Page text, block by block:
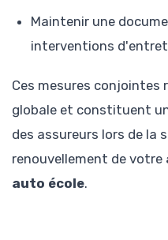
Maintenir une
interventions
Ces mesures
globale et constituent
des assureurs lors de la
renouvellement de votre
auto école.